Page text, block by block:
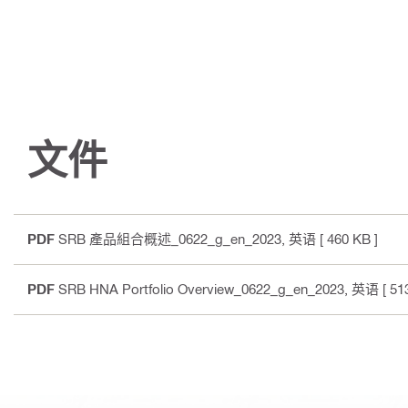
文件
PDF SRB 產品組合概述_0622_g_en_2023 , 英语 [ 460 KB ]
PDF SRB HNA Portfolio Overview_0622_g_en_2023 , 英语 [